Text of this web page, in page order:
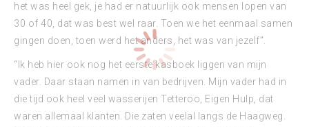
het was heel gek, je had er natuurlijk ook mensen lopen van
30 of 40, dat was best wel raar. Toen we het eenmaal samen
gingen doen, toen werd het anders, het was van jezelf”.
“Ik heb hier ook nog het eerste kasboek liggen van mijn
vader. Daar staan namen in van bedrijven. Mijn vader had in
die tijd ook heel veel wasserijen Tetteroo, Eigen Hulp, dat
waren allemaal klanten. Die zaten veelal langs de Haagweg.